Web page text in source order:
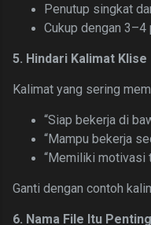
Penutup singkat
Cukup dengan 3–4
5. Hindari Kalimat Klise
Kalimat yang sering
“Siap bekerja di
“Mampu bekerja
“Memiliki motivasi
Ganti dengan contoh
6. Nama File Itu Penting